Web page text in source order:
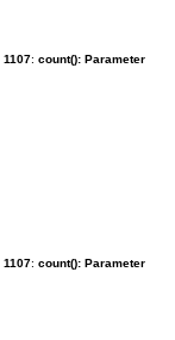
1107: count(): Parameter
1107: count(): Parameter